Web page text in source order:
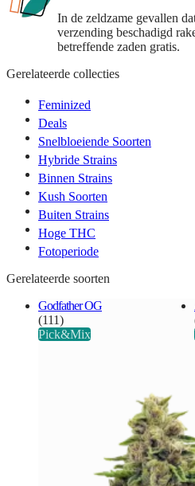
In de zeldzame gevallen
verzending beschadigd
betreffende zaden gratis.
Gerelateerde collecties
Feminized
Deals
Snelbloeiende Soorten
Hybride Strains
Binnen Strains
Kush Soorten
Buiten Strains
Hoge THC
Fotoperiode
Gerelateerde soorten
Godfather OG
(111)
Pick&Mix